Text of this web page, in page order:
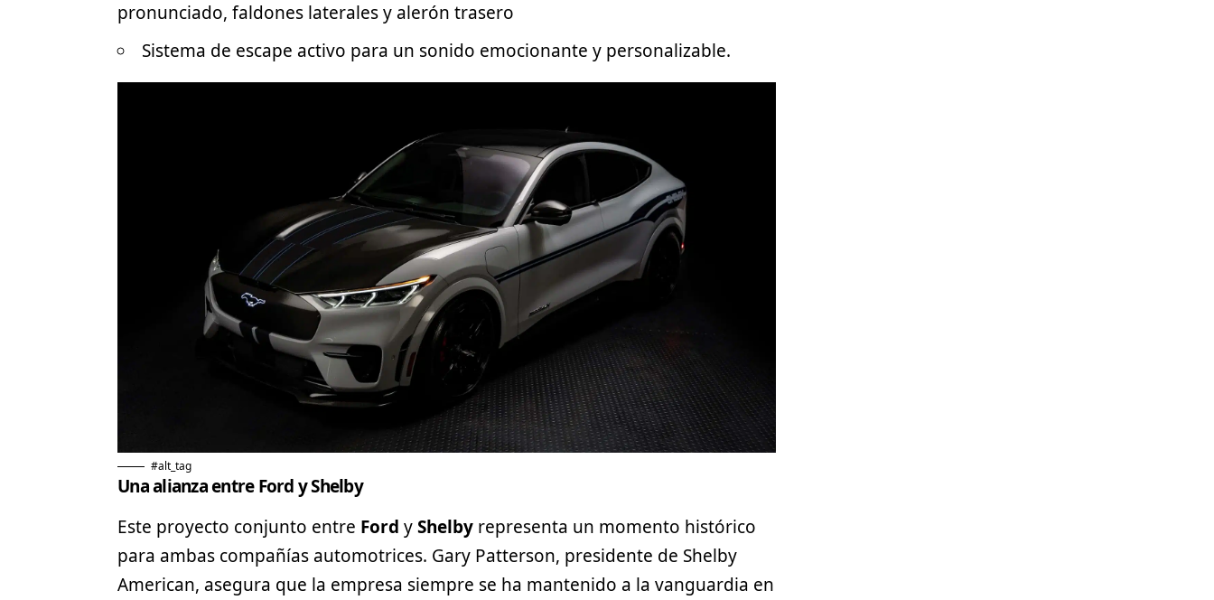
pronunciado, faldones laterales y alerón trasero
Sistema de escape activo para un sonido emocionante y personalizable.
#alt_tag
Una alianza entre Ford y Shelby
Este proyecto conjunto entre Ford yShelby representa un momento histórico
para ambas compañías automotrices. Gary Patterson, presidente de Shelby
American, asegura que la empresa siempre se ha mantenido a la vanguardia en